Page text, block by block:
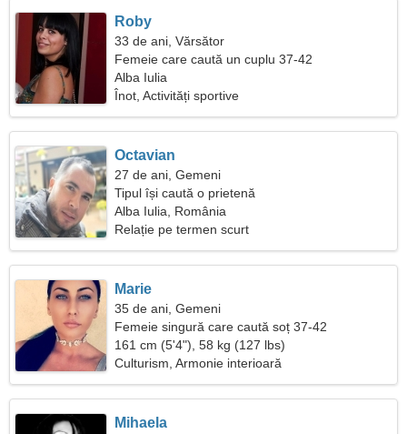
Roby
33 de ani, Vărsător
Femeie care caută un cuplu 37-42
Alba Iulia
Înot, Activități sportive
Octavian
27 de ani, Gemeni
Tipul își caută o prietenă
Alba Iulia, România
Relație pe termen scurt
Marie
35 de ani, Gemeni
Femeie singură care caută soț 37-42
161 cm (5'4"), 58 kg (127 lbs)
Culturism, Armonie interioară
Mihaela